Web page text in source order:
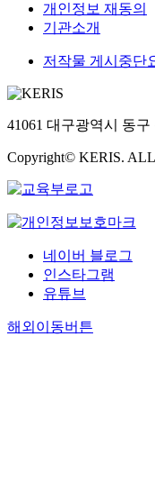
개인정보 재동의
기관소개
저작물 게시중단
41061 대구광역시 동
Copyright© KERIS.
네이버 블로그
인스타그램
유튜브
해외이동버튼